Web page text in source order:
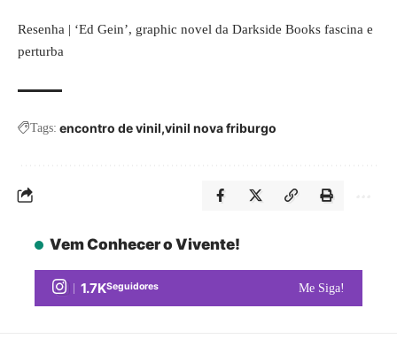
Resenha | ‘Ed Gein’, graphic novel da Darkside Books fascina e
perturba
Tags: encontro de vinil vinil nova friburgo
Vem Conhecer o Vivente!
1.7KSeguidores Me Siga!